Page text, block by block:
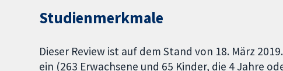
Studienmerkmale
Dieser Review ist auf dem Stand von 18. März
ein (263 Erwachsene und 65 Kinder, die 4 Jahre